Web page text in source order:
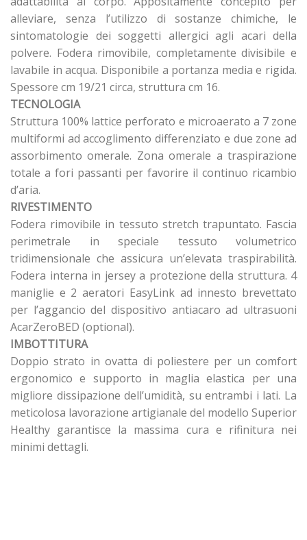
alleviare, senza l’utilizzo di sostanze chimiche, le
sintomatologie dei soggetti allergici agli acari della
polvere. Fodera rimovibile, completamente divisibile e
lavabile in acqua. Disponibile a portanza media e rigida.
Spessore cm 19/21 circa, struttura cm 16.
TECNOLOGIA
Struttura 100% lattice perforato e microaerato a 7 zone
multiformi ad accoglimento differenziato e due zone ad
assorbimento omerale. Zona omerale a traspirazione
totale a fori passanti per favorire il continuo ricambio
d’aria.
RIVESTIMENTO
Fodera rimovibile in tessuto stretch trapuntato. Fascia
perimetrale in speciale tessuto volumetrico
tridimensionale che assicura un’elevata traspirabilità.
Fodera interna in jersey a protezione della struttura. 4
maniglie e 2 aeratori EasyLink ad innesto brevettato
per l’aggancio del dispositivo antiacaro ad ultrasuoni
AcarZeroBED (optional).
IMBOTTITURA
Doppio strato in ovatta di poliestere per un comfort
ergonomico e supporto in maglia elastica per una
migliore dissipazione dell’umidità, su entrambi i lati. La
meticolosa lavorazione artigianale del modello Superior
Healthy garantisce la massima cura e rifinitura nei
minimi dettagli.